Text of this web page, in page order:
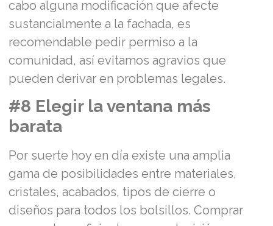
cabo alguna modificación que afecte
sustancialmente a la fachada, es
recomendable pedir permiso a la
comunidad, así evitamos agravios que
pueden derivar en problemas legales.
#8 Elegir la ventana más
barata
Por suerte hoy en día existe una amplia
gama de posibilidades entre materiales,
cristales, acabados, tipos de cierre o
diseños para todos los bolsillos. Comprar